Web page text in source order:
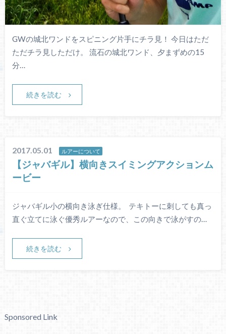
GWの城北ワンドをスピニング片手にチラ見！ 今日はただ
ただチラ見しただけ。 流石の城北ワンド、夕まずめの15
分…
続きを読む
2017.05.01 ルアーについて
【ジャバギル】横向きスイミングアクションム
ービー
ジャバギル小の横向き泳ぎ仕様。 ​​ テキトーに刺しても真っ
直ぐ立てに泳ぐ優秀ルアーなので、この向きで泳がすの…
続きを読む
Sponsored Link